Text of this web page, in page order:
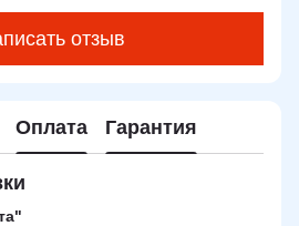
отзыв
Оплата Гарантия